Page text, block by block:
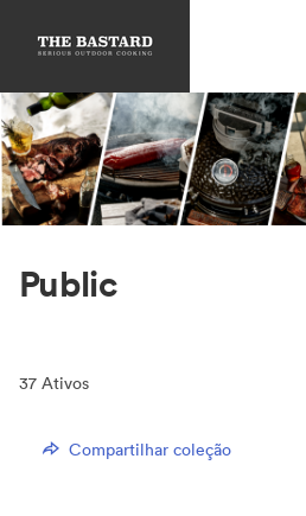
Public
37 Ativos
Compartilhar coleção